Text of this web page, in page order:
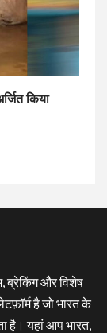
किया
ब्रेकिंग और विशेष
है जो भारत के
है। यहां आप भारत,